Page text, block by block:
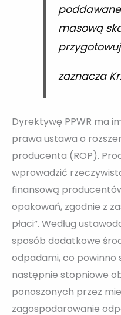
masową
zaznacza
Dyrektywę PPWR ma
prawa ustawa o
producenta (ROP).
wprowadzić
finansową
opakowań, zgodnie z
płaci”. Według
sposób dodatkowe
odpadami, co powinno
następnie stopniowe
ponoszonych przez
zagospodarowanie